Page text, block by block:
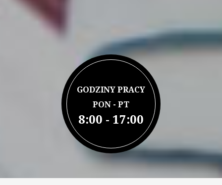
GODZINY PRACY
PON - PT
8:00 - 17:00